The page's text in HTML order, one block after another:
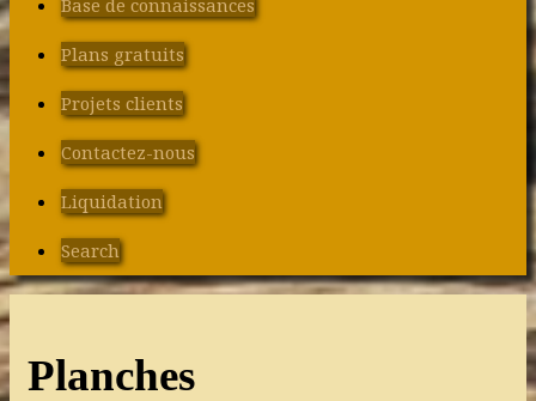
Base de connaissances
Plans gratuits
Projets clients
Contactez-nous
Liquidation
Search
Planches